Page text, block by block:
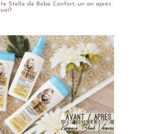
Stella de Bébé Confort, un an après